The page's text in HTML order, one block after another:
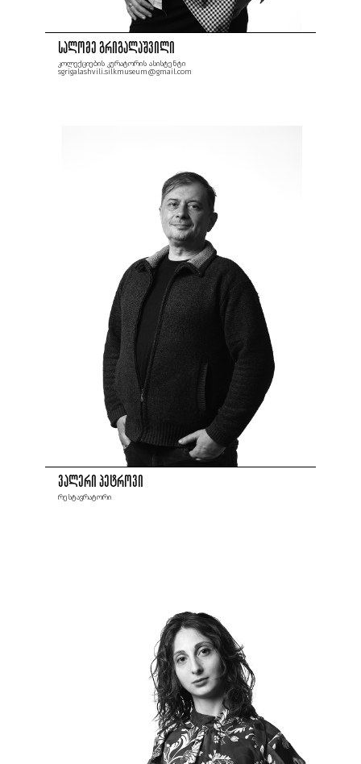
სალომე გრიგალაშვილი
კოლექციების კურატორის ასისტენტი
sgrigalashvili.silkmuseum@gmail.com
ვალერი პეტროვი
რესტავრატორი